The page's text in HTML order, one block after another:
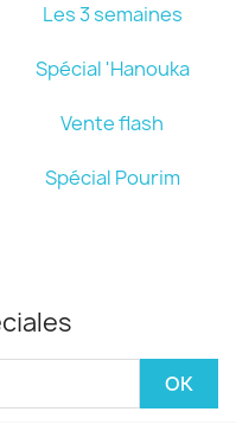
Les 3 semaines
Spécial 'Hanouka
Vente flash
Spécial Pourim